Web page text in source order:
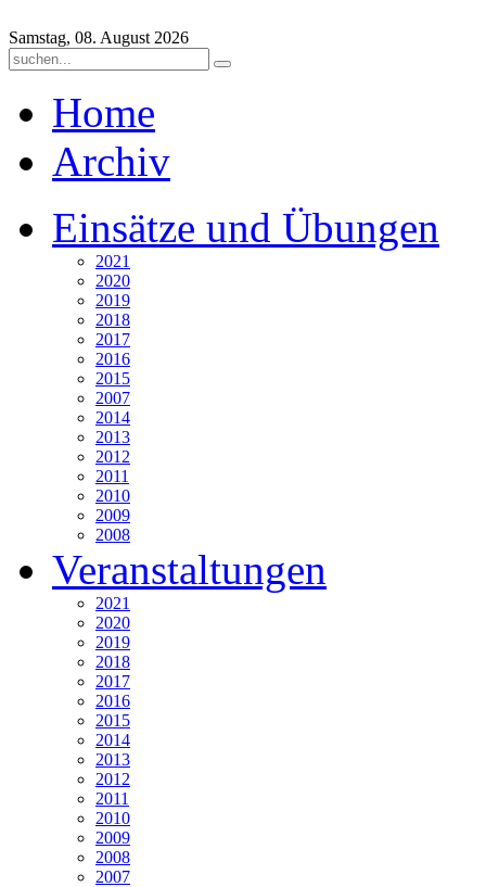
Samstag, 08. August 2026
Home
Archiv
Einsätze und Übungen
2021
2020
2019
2018
2017
2016
2015
2007
2014
2013
2012
2011
2010
2009
2008
Veranstaltungen
2021
2020
2019
2018
2017
2016
2015
2014
2013
2012
2011
2010
2009
2008
2007